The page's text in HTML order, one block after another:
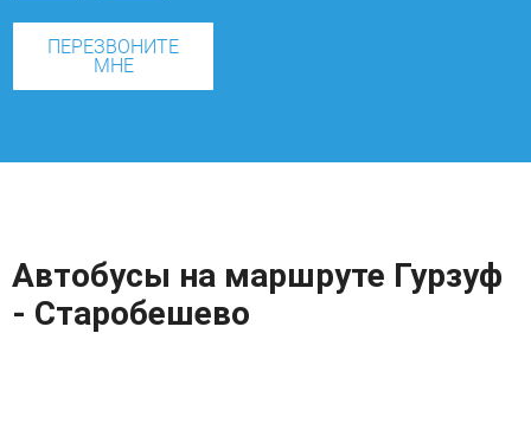
ПЕРЕЗВОНИТЕ
МНЕ
Автобусы на маршруте Гурзуф
- Старобешево